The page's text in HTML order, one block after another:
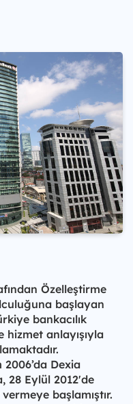
Özelleştirme
başlayan
bankacılık
anlayışıyla
Dexia
28 Eylül 2012'de
başlamıştır.